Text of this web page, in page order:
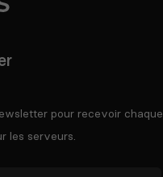
pour recevoir chaque
les serveurs.